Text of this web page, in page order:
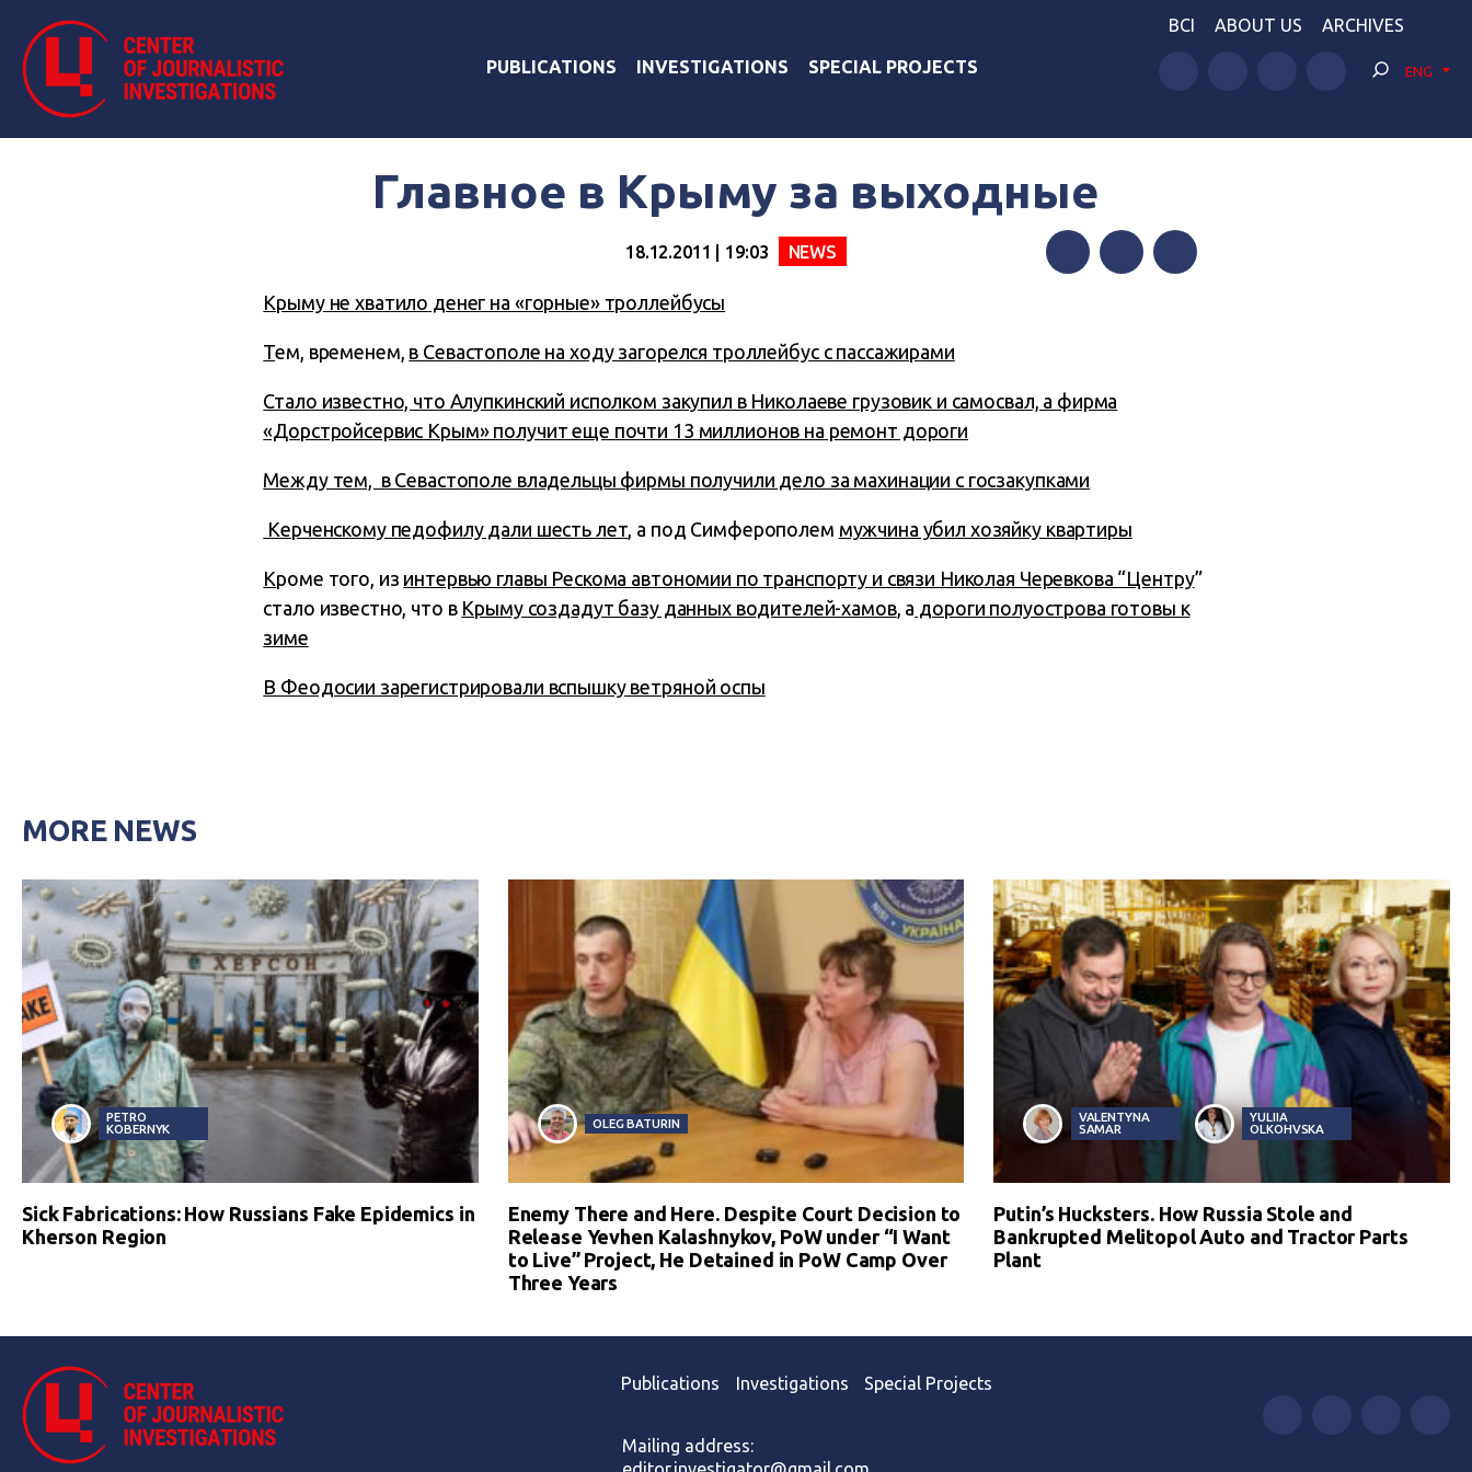
PUBLICATIONS INVESTIGATIONS SPECIAL PROJECTS
BCI ABOUT US ARCHIVES
ENG
Главное в Крыму за выходные
18.12.2011 | 19:03 NEWS
Крыму не хватило денег на «горные» троллейбусы
Тем, временем, в Севастополе на ходу загорелся троллейбус с пассажирами
Стало известно, что Алупкинский исполком закупил в Николаеве грузовик и самосвал, а фирма
«Дорстройсервис Крым» получит еще почти 13 миллионов на ремонт дороги
Между тем, в Севастополе владельцы фирмы получили дело за махинации с госзакупками
Керченскому педофилу дали шесть лет, а под Симферополем мужчина убил хозяйку квартиры
Кроме того, из интервью главы Рескома автономии по транспорту и связи Николая Черевкова “Центру”
стало известно, что в Крыму создадут базу данных водителей-хамов, а дороги полуострова готовы к
зиме
В Феодосии зарегистрировали вспышку ветряной оспы
MORE NEWS
PETRO
KOBERNYK
Sick Fabrications: How Russians Fake Epidemics in
Kherson Region
OLEG BATURIN
Enemy There and Here. Despite Court Decision to
Release Yevhen Kalashnykov, PoW under “I Want
to Live” Project, He Detained in PoW Camp Over
Three Years
VALENTYNA
SAMAR
YULIIA
OLKOHVSKA
Putin’s Hucksters. How Russia Stole and
Bankrupted Melitopol Auto and Tractor Parts
Plant
Publications Investigations Special Projects
Mailing address: